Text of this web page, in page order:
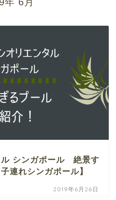
ル シンガポール 絶景す
連れシンガポール】
2019年6月26日